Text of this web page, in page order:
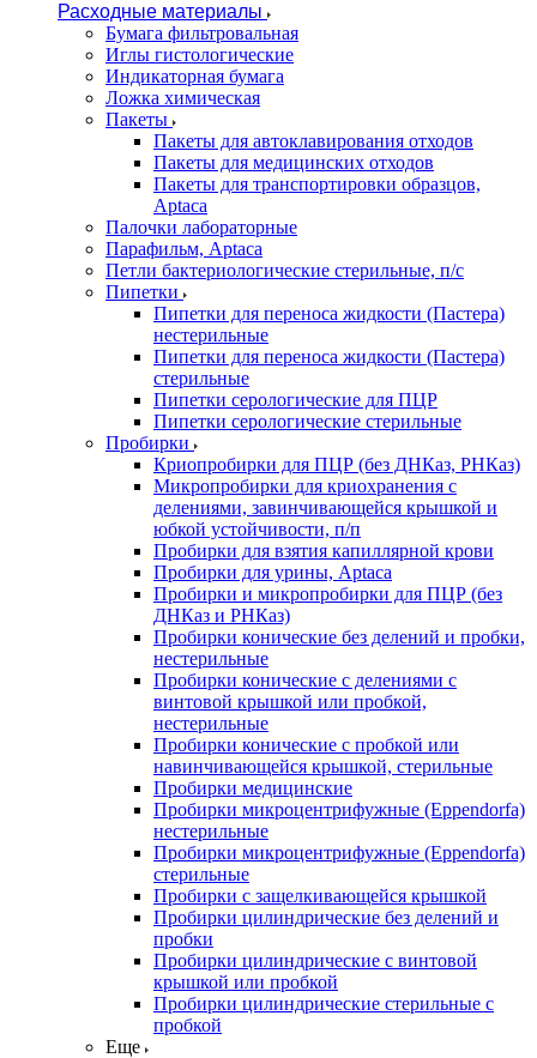
Расходные материалы
Бумага фильтровальная
Иглы гистологические
Индикаторная бумага
Ложка химическая
Пакеты
Пакеты для автоклавирования отходов
Пакеты для медицинских отходов
Пакеты для транспортировки образцов,
Aptaca
Палочки лабораторные
Парафильм, Aptaca
Петли бактериологические стерильные, п/с
Пипетки
Пипетки для переноса жидкости (Пастера)
нестерильные
Пипетки для переноса жидкости (Пастера)
стерильные
Пипетки серологические для ПЦР
Пипетки серологические стерильные
Пробирки
Криопробирки для ПЦР (без ДНКаз, РНКаз)
Микропробирки для криохранения с
делениями, завинчивающейся крышкой и
юбкой устойчивости, п/п
Пробирки для взятия капиллярной крови
Пробирки для урины, Aptaca
Пробирки и микропробирки для ПЦР (без
ДНКаз и РНКаз)
Пробирки конические без делений и пробки,
нестерильные
Пробирки конические с делениями с
винтовой крышкой или пробкой,
нестерильные
Пробирки конические с пробкой или
навинчивающейся крышкой, стерильные
Пробирки медицинские
Пробирки микроцентрифужные (Eppendorfа)
нестерильные
Пробирки микроцентрифужные (Eppendorfа)
стерильные
Пробирки с защелкивающейся крышкой
Пробирки цилиндрические без делений и
пробки
Пробирки цилиндрические с винтовой
крышкой или пробкой
Пробирки цилиндрические стерильные с
пробкой
Еще